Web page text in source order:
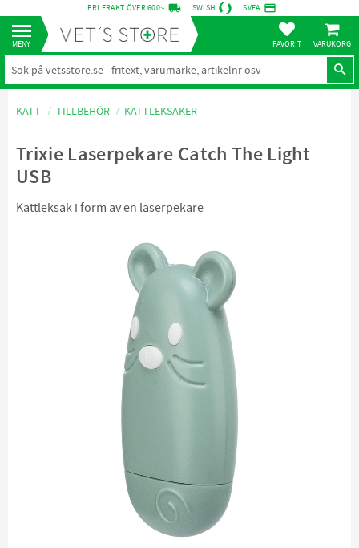
Meny
FRI FRAKT ÖVER 600:- local_shipping SWISH SVEA credit_card
FAVORITER
KATT TILLBEHÖR KATTLEKSAKER
Trixie Laserpekare Catch The Light
USB
Kattleksak i form av en laserpekare